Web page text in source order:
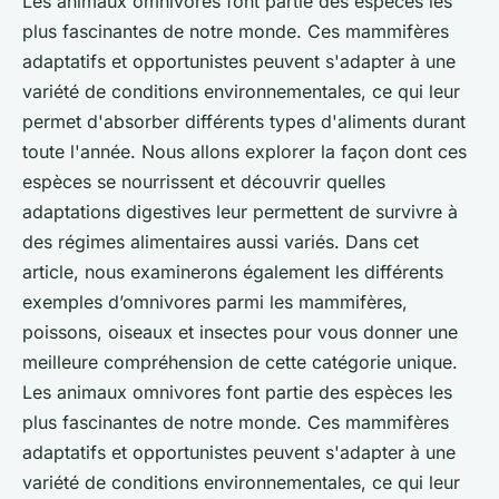
plus fascinantes de notre monde. Ces mammifères
adaptatifs et opportunistes peuvent s'adapter à une
variété de conditions environnementales, ce qui leur
permet d'absorber différents types d'aliments durant
toute l'année. Nous allons explorer la façon dont ces
espèces se nourrissent et découvrir quelles
adaptations digestives leur permettent de survivre à
des régimes alimentaires aussi variés. Dans cet
article, nous examinerons également les différents
exemples d’omnivores parmi les mammifères,
poissons, oiseaux et insectes pour vous donner une
meilleure compréhension de cette catégorie unique.
Les animaux omnivores font partie des espèces les
plus fascinantes de notre monde. Ces mammifères
adaptatifs et opportunistes peuvent s'adapter à une
variété de conditions environnementales, ce qui leur